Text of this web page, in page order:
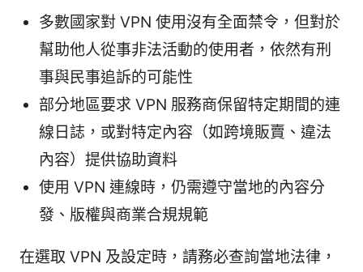
多數國家對 VPN 使用沒有全面禁令，但對於
幫助他人從事非法活動的使用者，依然有刑
事與民事追訴的可能性
部分地區要求 VPN 服務商保留特定期間的連
線日誌，或對特定內容（如跨境販賣、違法
內容）提供協助資料
使用 VPN 連線時，仍需遵守當地的內容分
發、版權與商業合規規範
在選取 VPN 及設定時，請務必查詢當地法律，